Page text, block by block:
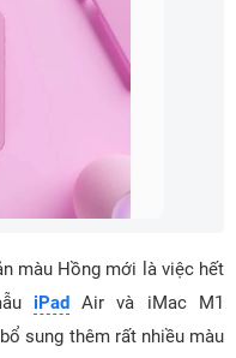
màu Hồng mới là việc hết
iPadAir và iMac M1
sung thêm rất nhiều màu